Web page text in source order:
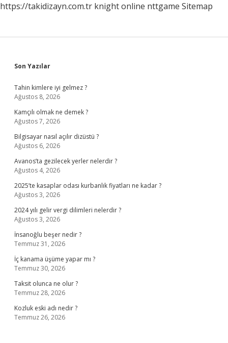
https://takidizayn.com.tr knight online nttgame Sitemap
Sidebar
Son Yazılar
Tahin kimlere iyi gelmez ?
Ağustos 8, 2026
Kamçılı olmak ne demek ?
Ağustos 7, 2026
Bilgisayar nasıl açılır dizüstü ?
Ağustos 6, 2026
Avanos’ta gezilecek yerler nelerdir ?
Ağustos 4, 2026
2025’te kasaplar odası kurbanlık fiyatları ne kadar ?
Ağustos 3, 2026
2024 yılı gelir vergi dilimleri nelerdir ?
Ağustos 3, 2026
İnsanoğlu beşer nedir ?
Temmuz 31, 2026
İç kanama üşüme yapar mı ?
Temmuz 30, 2026
Taksit olunca ne olur ?
Temmuz 28, 2026
Kozluk eski adı nedir ?
Temmuz 26, 2026